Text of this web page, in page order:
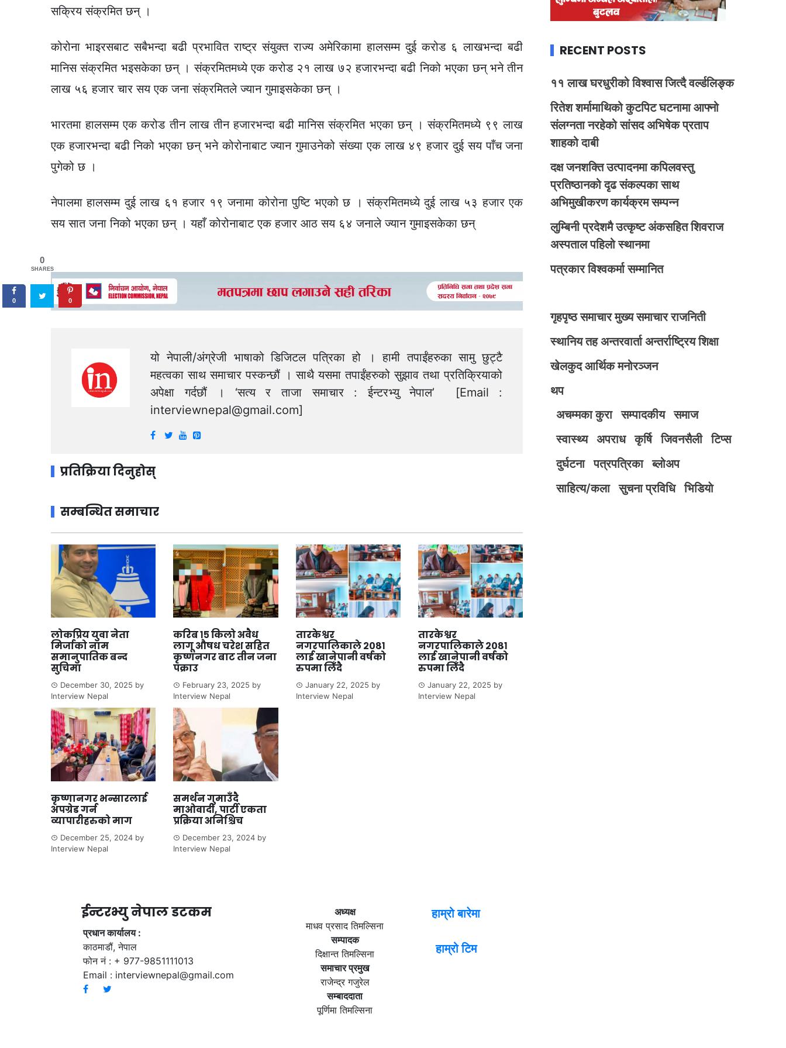
सक्रिय संक्रमित छन् ।
कोरोना भाइरसबाट सबैभन्दा बढी प्रभावित राष्ट्र संयुक्त राज्य अमेरिकामा हालसम्म दुई करोड ६ लाखभन्दा बढी
मानिस संक्रमित भइसकेका छन् । संक्रमितमध्ये एक करोड २१ लाख ७२ हजारभन्दा बढी निको भएका छन् भने तीन
लाख ५६ हजार चार सय एक जना संक्रमितले ज्यान गुमाइसकेका छन् ।
भारतमा हालसम्म एक करोड तीन लाख तीन हजारभन्दा बढी मानिस संक्रमित भएका छन् । संक्रमितमध्ये ९९ लाख
एक हजारभन्दा बढी निको भएका छन् भने कोरोनाबाट ज्यान गुमाउनेको संख्या एक लाख ४९ हजार दुई सय पाँच जना
पुगेको छ ।
नेपालमा हालसम्म दुई लाख ६१ हजार १९ जनामा कोरोना पुष्टि भएको छ । संक्रमितमध्ये दुई लाख ५३ हजार एक
सय सात जना निको भएका छन् । यहाँ कोरोनाबाट एक हजार आठ सय ६४ जनाले ज्यान गुमाइसकेका छन्
यो नेपाली/अंग्रेजी भाषाको डिजिटल पत्रिका हो । हामी तपाईंहरुका सामु छुट्टै
महत्वका साथ समाचार पस्कन्छौं । साथै यसमा तपाईंहरुको सुझाव तथा प्रतिक्रियाको
अपेक्षा गर्दछौं । ‘सत्य र ताजा समाचार : ईन्टरभ्यु नेपाल’ [Email :
interviewnepal@gmail.com]
प्रतिक्रिया दिनुहोस्
सम्बन्धित समाचार
लोकप्रिय युवा नेता
मिर्जाको नाम
समानुपातिक बन्द
सुचिमा
December 30, 2025 by
Interview Nepal
करिब १५ किलो अवैध
लागू औषध चरेश सहित
कृष्णनगर बाट तीन जना
पक्राउ
February 23, 2025 by
Interview Nepal
तारकेश्वर
नगरपालिकाले २०८१
लाई खानेपानी वर्षको
रुपमा लिँदै
January 22, 2025 by
Interview Nepal
तारकेश्वर
नगरपालिकाले २०८१
लाई खानेपानी वर्षको
रुपमा लिँदै
January 22, 2025 by
Interview Nepal
कृष्णानगर भन्सारलाई
अपग्रेड गर्न
व्यापारीहरुको माग
December 25, 2024 by
Interview Nepal
समर्थन गुमाउँदै
माओवादी, पार्टी एकता
प्रक्रिया अनिश्चिच
December 23, 2024 by
Interview Nepal
RECENT POSTS
११ लाख घरधुरीको विश्वास जित्दै वर्ल्डलिङ्क
रितेश शर्मामाथिको कुटपिट घटनामा आफ्नो
संलग्नता नरहेको सांसद अभिषेक प्रताप
शाहको दाबी
दक्ष जनशक्ति उत्पादनमा कपिलवस्तु
प्रतिष्ठानको दृढ संकल्पका साथ
अभिमुखीकरण कार्यक्रम सम्पन्न
लुम्बिनी प्रदेशमै उत्कृष्ट अंकसहित शिवराज
अस्पताल पहिलो स्थानमा
पत्रकार विश्वकर्मा सम्मानित
गृहपृष्ठ समाचार मुख्य समाचार राजनिती
स्थानिय तह अन्तरवार्ता अन्तर्राष्ट्रिय शिक्षा
खेलकुद आर्थिक मनोरञ्जन
थप
अचम्मका कुरा
सम्पादकीय
समाज
स्वास्थ्य
अपराध कृर्षि जिवनसैली
टिप्स
दुर्घटना
पत्रपत्रिका
ब्लोअप
साहित्य/कला
सुचना प्रविधि भिडियाे
ईन्टरभ्यु नेपाल डटकम
प्रधान कार्यालय :
काठमाडौं, नेपाल
फोन नं : + 977-9851111013
Email : interviewnepal@gmail.com
अध्यक्ष
माधव प्रसाद तिमल्सिना
सम्पादक
दिक्षान्त तिमल्सिना
समाचार प्रमुख
राजेन्द्र गजुरेल
सम्बाददाता
पूर्णिमा तिमल्सिना
हाम्रो बारेमा
हाम्रो टिम
0
SHARES
0 0